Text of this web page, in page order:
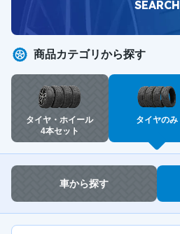
SEARCH
商品カテゴリから探す
タイヤ・ホイール
4本セット
タイヤのみ
車から探す